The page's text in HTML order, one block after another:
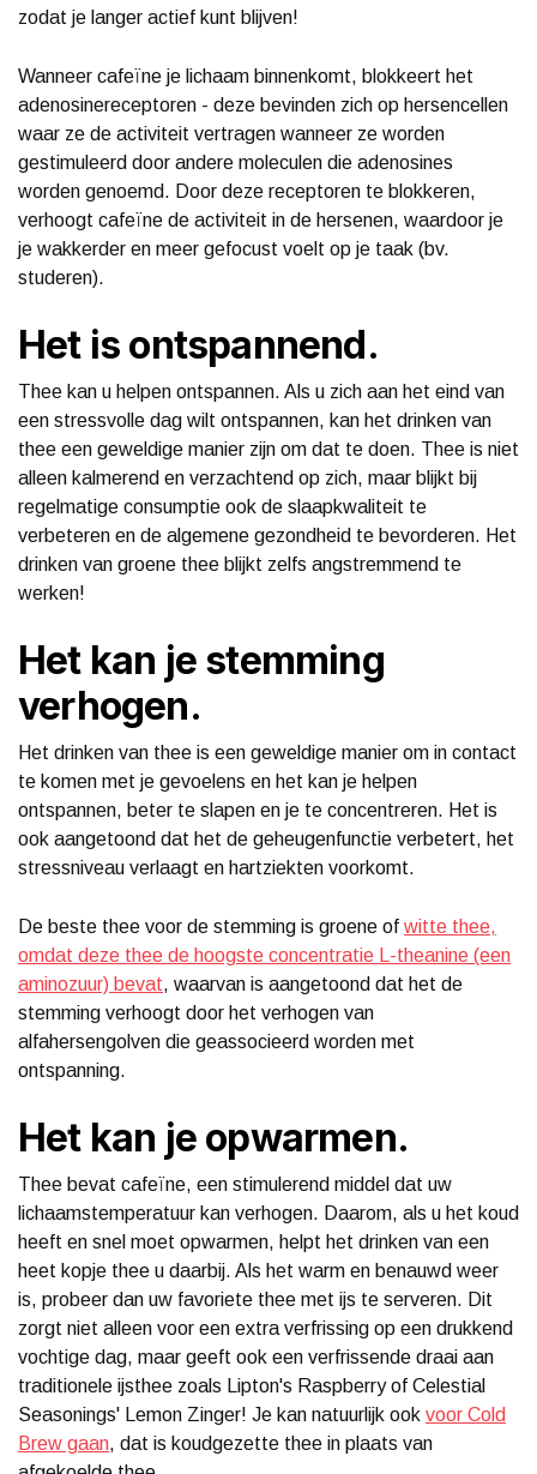
zodat je langer actief kunt blijven!
Wanneer cafeïne je lichaam binnenkomt, blokkeert het
adenosinereceptoren - deze bevinden zich op hersencellen
waar ze de activiteit vertragen wanneer ze worden
gestimuleerd door andere moleculen die adenosines
worden genoemd. Door deze receptoren te blokkeren,
verhoogt cafeïne de activiteit in de hersenen, waardoor je
je wakkerder en meer gefocust voelt op je taak (bv.
studeren).
Het is ontspannend.
Thee kan u helpen ontspannen. Als u zich aan het eind van
een stressvolle dag wilt ontspannen, kan het drinken van
thee een geweldige manier zijn om dat te doen. Thee is niet
alleen kalmerend en verzachtend op zich, maar blijkt bij
regelmatige consumptie ook de slaapkwaliteit te
verbeteren en de algemene gezondheid te bevorderen. Het
drinken van groene thee blijkt zelfs angstremmend te
werken!
Het kan je stemming
verhogen.
Het drinken van thee is een geweldige manier om in contact
te komen met je gevoelens en het kan je helpen
ontspannen, beter te slapen en je te concentreren. Het is
ook aangetoond dat het de geheugenfunctie verbetert, het
stressniveau verlaagt en hartziekten voorkomt.
De beste thee voor de stemming is groene of witte thee,
omdat deze thee de hoogste concentratie L-theanine (een
aminozuur) bevat, waarvan is aangetoond dat het de
stemming verhoogt door het verhogen van
alfahersengolven die geassocieerd worden met
ontspanning.
Het kan je opwarmen.
Thee bevat cafeïne, een stimulerend middel dat uw
lichaamstemperatuur kan verhogen. Daarom, als u het koud
heeft en snel moet opwarmen, helpt het drinken van een
heet kopje thee u daarbij. Als het warm en benauwd weer
is, probeer dan uw favoriete thee met ijs te serveren. Dit
zorgt niet alleen voor een extra verfrissing op een drukkend
vochtige dag, maar geeft ook een verfrissende draai aan
traditionele ijsthee zoals Lipton's Raspberry of Celestial
Seasonings' Lemon Zinger! Je kan natuurlijk ook voor Cold
Brew gaan, dat is koudgezette thee in plaats van